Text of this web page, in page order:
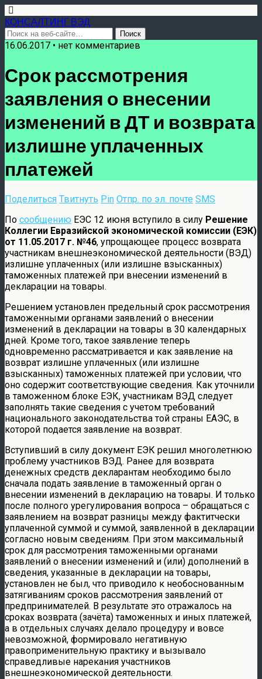
КОНСАЛТИНГ ВЭД
16.06.2017 • нет комментариев
Срок рассмотрения
заявления о внесении
изменений в ДТ и возврата
излишне уплаченных
платежей
Поделиться Твитнуть Pin Отпр. по эл. почте SMS
По сообщению ЕЭС 12 июня вступило в силу Решение​
Коллегии Евразийской экономической комиссии (ЕЭК)
от 11.05.2017 г. №46, упрощающее процесс возврата
участникам внешнеэкономической деятельности (ВЭД)
излишне уплаченных (или излишне взысканных)
таможенных платежей при внесении изменений в
декларации на товары.
Решением установлен предельный срок рассмотрения
таможенными органами заявлений о внесении
изменений в декларации на товары в 30 календарных
дней. Кроме того, такое заявление теперь
одновременно рассматривается и как заявление на
возврат излишне уплаченных (или излишне
взысканных) таможенных платежей при условии, что
оно содержит соответствующие сведения. Как уточнили
в таможенном блоке ЕЭК, участникам ВЭД следует
заполнять такие сведения с учетом требований
национального законодательства той страны ЕАЭС, в
которой подается заявление на возврат.
Вступивший в силу документ ЕЭК решил многолетнюю
проблему участников ВЭД. Ранее для возврата
денежных средств декларантам необходимо было
сначала подать заявление в таможенный орган о
внесении изменений в декларацию на товары. И только
после полного урегулирования вопроса – обращаться с
заявлением на возврат разницы между фактитчески
уплаченной суммой и суммой, заявленной в декларации
согласно новым сведениям. При этом максимальный
срок для рассмотрения таможенными органами
заявлений о внесении изменений и (или) дополнений в
сведения, указанные в декларации на товары,
установлен не был, что приводило к необоснованным
затягиваниям сроков рассмотрения заявлений от
предпринимателей. В результате это отражалось на
сроках возврата (зачёта) таможенных и иных платежей,
а в отдельных случаях делало процедуру и вовсе
невозможной, формировало негативную
правоприменительную практику и вызывало
справедливые нарекания участников
внешнеэкономической деятельности.